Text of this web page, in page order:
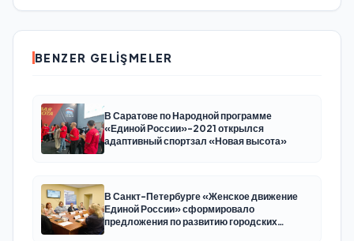
BENZER GELIŞMELER
В Саратове по Народной программе
«Единой России»-2021 открылся
адаптивный спортзал «Новая высота»
В Санкт-Петербурге «Женское движение
Единой России» сформировало
предложения по развитию городских